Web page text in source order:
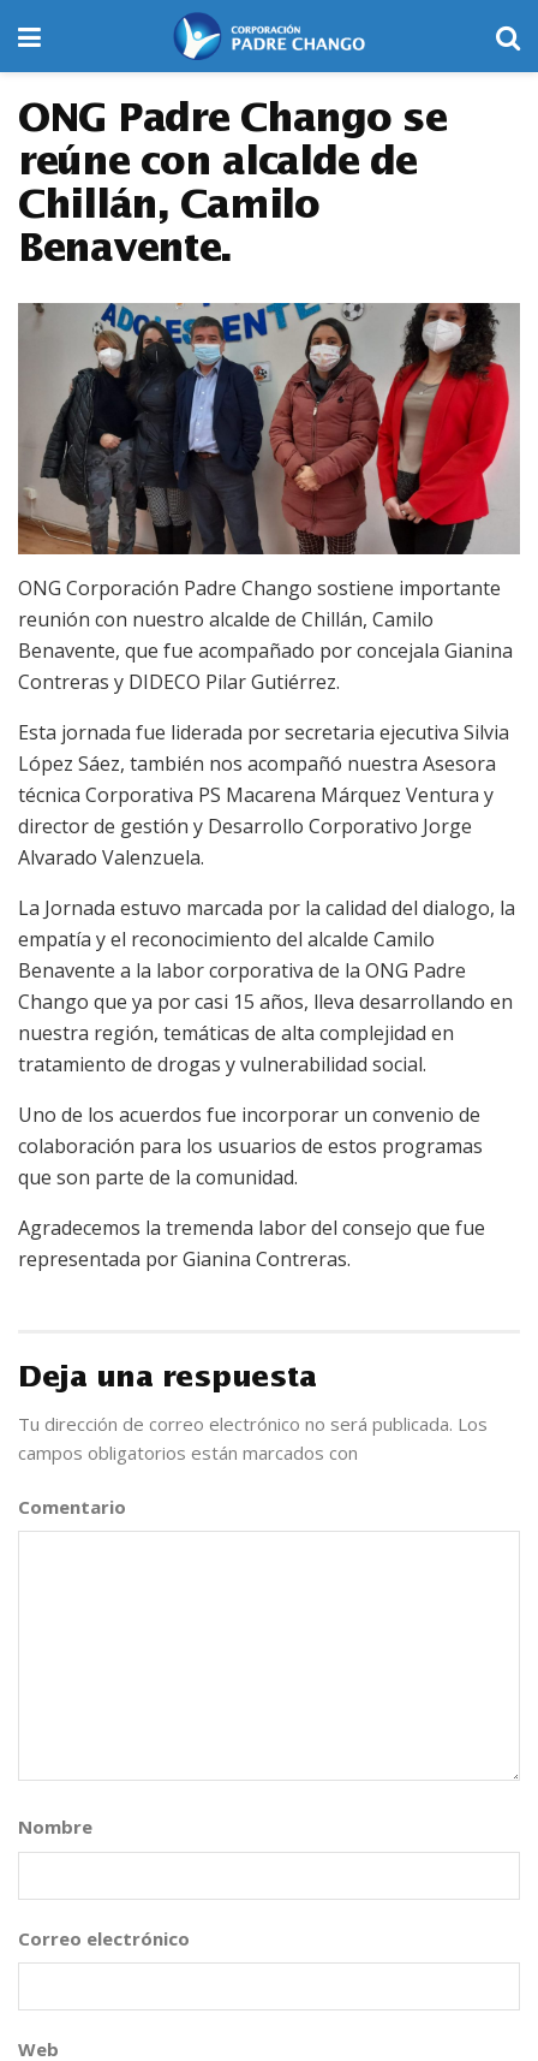
ONG Padre Chango se
reúne con alcalde de
Chillán, Camilo
Benavente.
ONG Corporación Padre Chango sostiene importante
reunión con nuestro alcalde de Chillán, Camilo
Benavente, que fue acompañado por concejala Gianina
Contreras y DIDECO Pilar Gutiérrez.
Esta jornada fue liderada por secretaria ejecutiva Silvia
López Sáez, también nos acompañó nuestra Asesora
técnica Corporativa PS Macarena Márquez Ventura y
director de gestión y Desarrollo Corporativo Jorge
Alvarado Valenzuela.
La Jornada estuvo marcada por la calidad del dialogo, la
empatía y el reconocimiento del alcalde Camilo
Benavente a la labor corporativa de la ONG Padre
Chango que ya por casi 15 años, lleva desarrollando en
nuestra región, temáticas de alta complejidad en
tratamiento de drogas y vulnerabilidad social.
Uno de los acuerdos fue incorporar un convenio de
colaboración para los usuarios de estos programas
que son parte de la comunidad.
Agradecemos la tremenda labor del consejo que fue
representada por Gianina Contreras.
Deja una respuesta
Tu dirección de correo electrónico no será publicada. Los
campos obligatorios están marcados con
Comentario
Nombre
Correo electrónico
Web